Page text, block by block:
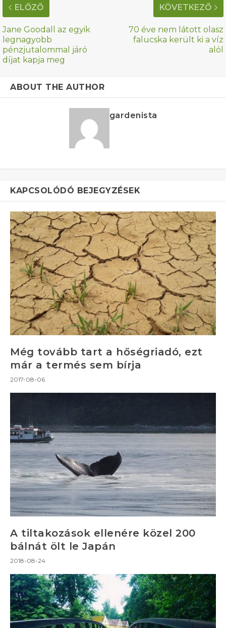
ELŐZŐ
Jane Goodall az egyik
legnagyobb
pénzjutalommal járó
díjat kapja meg
KÖVETKEZŐ
70 éve nem látott olasz
falucska került ki a víz
alól
ABOUT THE AUTHOR
gardenista
KAPCSOLÓDÓ BEJEGYZÉSEK
Még tovább tart a hőségriadó, ezt
már a termés sem bírja
2017-08-06
A tiltakozások ellenére közel 200
bálnát ölt le Japán
2018-08-24